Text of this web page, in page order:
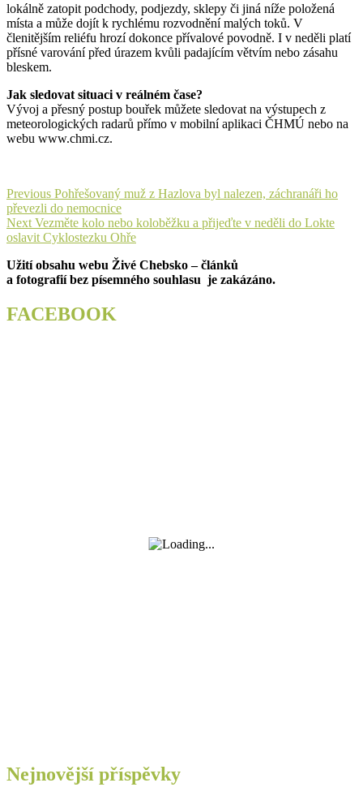
lokálně zatopit podchody, podjezdy, sklepy či jiná níže položená
místa a může dojít k rychlému rozvodnění malých toků. V
členitějším reliéfu hrozí dokonce přívalové povodně. I v neděli platí
přísné varování před úrazem kvůli padajícím větvím nebo zásahu
bleskem.
Jak sledovat situaci v reálném čase?
Vývoj a přesný postup bouřek můžete sledovat na výstupech z
meteorologických radarů přímo v mobilní aplikaci ČHMÚ nebo na
webu www.chmi.cz.
Navigace
pro
příspěvek
Previous Previous
post:
Pohřešovaný muž z Hazlova byl nalezen, záchranáři ho
převezli do nemocnice
Next Next
post:
Vezměte kolo nebo koloběžku a přijeďte v neděli do Lokte
oslavit Cyklostezku Ohře
Užití obsahu webu Živé Chebsko – článků
a fotografií bez písemného souhlasu je zakázáno.
FACEBOOK
Nejnovější příspěvky